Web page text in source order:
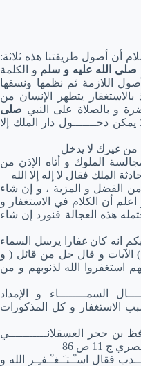
أن أصول طريقتنا هذه ثلاثة:
صلى الله عليه و سلم و الكلمة
اللازمة ثم نظمها ونسقها
يتطهر الإنسان من
و بالصلاة على النبي صلى
دخـــــــول دار الملك إلا
غيرك لا يدخل
الملوك و أتاه الإذن من
الملك فقال لا إله إلا الله
الفضل و المزية ، و إن شاء
أن الكلام في الاستغفار و
هذه العجالة فنورد إن شاء
انه كان غفارا يرسل السماء
الآيات و قال جل من قائل ( و
استغفروا الله لذنوبهم و من
السمــــــــاء و الإمداد
لسبب الاستغفار و كل المذكورات
بن حجر العسقلانـــــــــــي
11 ص 86
فقال اسـْـتـَـغـْـفـِـر الله و